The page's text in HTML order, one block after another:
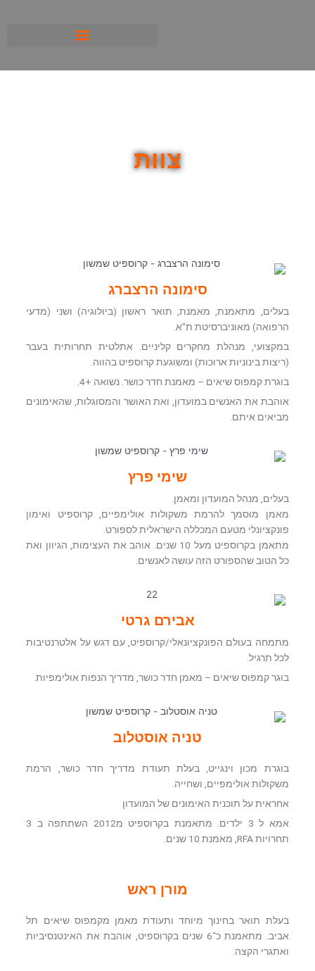
צוות
סימונה הרצברג
בעלים, מתאמנת, מאמנת, תואר ראשון (ביולוגיה) ושני (מדעי
הרפואה) מאוניברסיטת ת"א.
במקצועי, מנהלת מחקרים קליניים. אתלטית תחרותית בעבר
(ריצות בינוניות ארוכות) ומשוגעת קרוספיט בהווה.
בוגרת קמפוס שיאים – מאמנת חדר כושר. נשואה +4.
אוהבת את האנשים במועדון, ואת האושר והמסוגלות, שהאימונים
מביאים איתם.
שימי פרץ
בעלים, מנהל המועדון ומאמן.
מאמן מוסמך להרמת משקולות אולימפיים, קרוספיט ואימון
פונקציונלי מטעם המכללה הישראלית לספורט.
מתאמן בקרוספיט מעל 10 שנים. אוהב את העצימות, הגיוון ואת
כל הטוב שהספורט הזה עושה לאנשים.
אבירם גרטי
מתמחה בעולם הפונקציונאלי/קרוספיט, עם דגש על אלטרנטיבות
לכל תרגיל.
בוגר קמפוס שיאים – מאמן חדר כושר, מדריך הנפות אולימפיות.
טניה אוסטלוב
בוגרת מכון וינגייט, בעלת תעודת מדריך חדר כושר, הרמת
משקולות אולימפיים, ושחייה.
אחראית על תוכנית האימונים של המועדון
אמא ל 3 ילדים. מתאמנת בקרוספיט מ2012 השתתפה ב 3
תחרויות RFA, מאמנת 10 שנים.
מורן ראש
בעלת תואר בחינוך מיוחד ותעודת מאמן מקמפוס שיאים תל
אביב. מתאמנת כ־6 שנים בקרוספיט, אוהבת את האינטנסיביות
ואתגרי הקצה.